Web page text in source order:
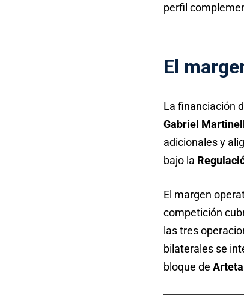
perfil
El
La financiación
Gabriel
adicionales y
bajo la
El margen
competición
las tres
bilaterales se
bloque de Arteta